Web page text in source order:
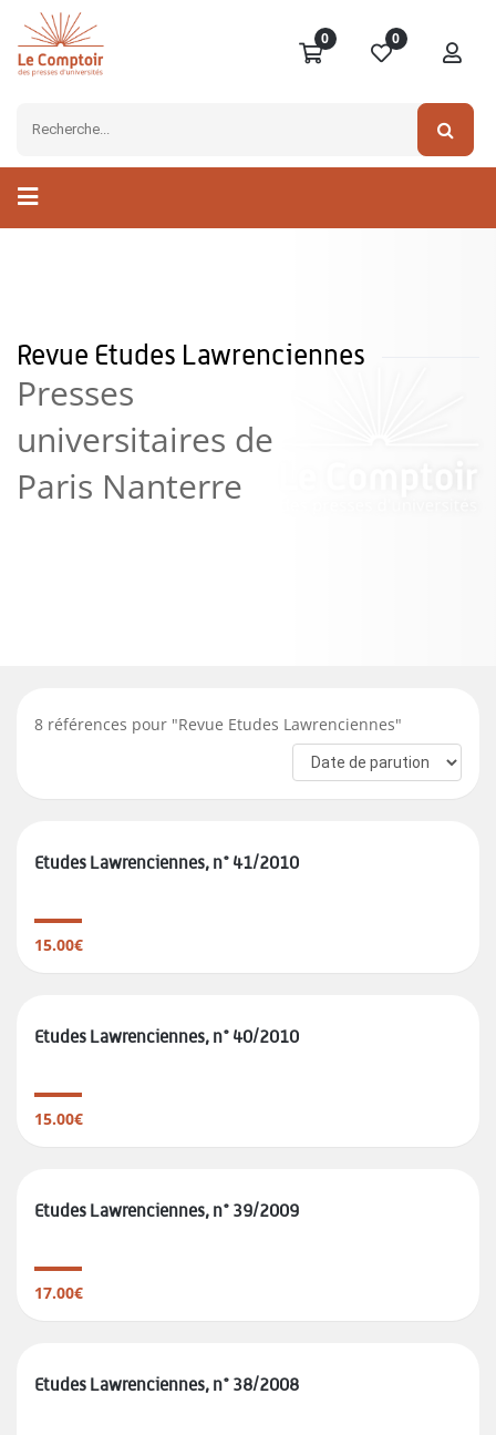
0 0
Revue Etudes Lawrenciennes
Presses
universitaires de
Paris Nanterre
8 références pour "Revue Etudes Lawrenciennes"
Etudes Lawrenciennes, n° 41/2010
15.00€
Etudes Lawrenciennes, n° 40/2010
15.00€
Etudes Lawrenciennes, n° 39/2009
17.00€
Etudes Lawrenciennes, n° 38/2008